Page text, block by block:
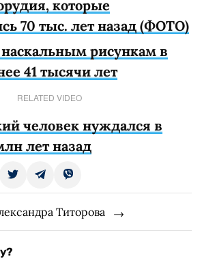
которые
70 тыс. лет назад (ФОТО)
рисункам в
41 тысячи лет
RELATED VIDEO
человек нуждался в
лет назад
Титорова